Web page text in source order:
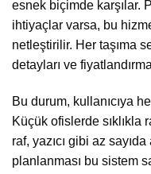
esnek biçimde karşılar.
ihtiyaçlar varsa, bu
netleştirilir. Her taşıma
detayları ve
Bu durum, kullanıcıya
Küçük ofislerde sıklıkla
raf, yazıcı gibi az
planlanması bu sistem